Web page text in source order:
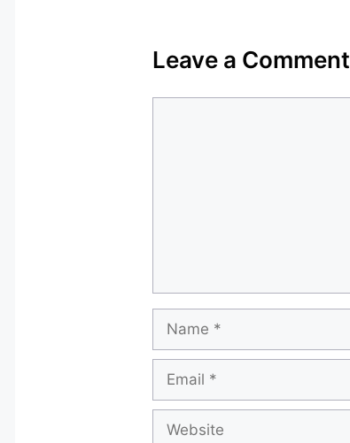
Leave a Comment